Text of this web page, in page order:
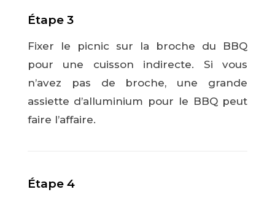
Étape 3
Fixer le picnic sur la broche du BBQ
pour une cuisson indirecte. Si vous
n’avez pas de broche, une grande
assiette d’alluminium pour le BBQ peut
faire l’affaire.
Étape 4